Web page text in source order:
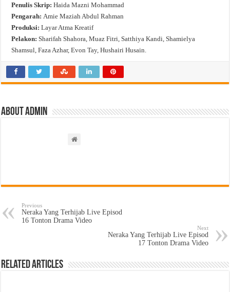
Penulis Skrip: Haida Mazni Mohammad
Pengarah: Amie Maziah Abdul Rahman
Produksi: Layar Atma Kreatif
Pelakon: Sharifah Shahora, Muaz Fitri, Satthiya Kandi, Shamielya
Shamsul, Faza Azhar, Evon Tay, Hushairi Husain.
About admin
Previous
Neraka Yang Terhijab Live Episod
16 Tonton Drama Video
Next
Neraka Yang Terhijab Live Episod
17 Tonton Drama Video
Related Articles